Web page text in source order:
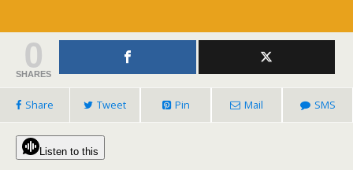
0
SHARES
Share Tweet Pin Mail SMS
Listen to this